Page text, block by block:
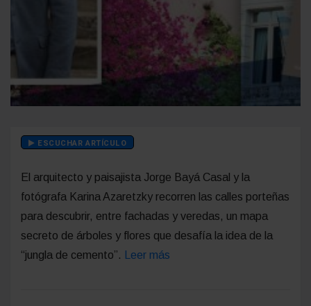
ESCUCHAR ARTÍCULO
El arquitecto y paisajista Jorge Bayá Casal y la
fotógrafa Karina Azaretzky recorren las calles porteñas
para descubrir, entre fachadas y veredas, un mapa
secreto de árboles y flores que desafía la idea de la
“jungla de cemento”.
Leer más